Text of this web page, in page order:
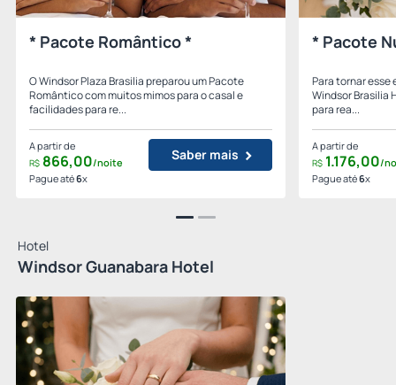
* Pacote Romântico *
O Windsor Plaza Brasilia preparou um Pacote
Romântico com muitos mimos para o casal e
facilidades para re...
A partir de
R$ 866,00/noite
Pague até6x
Saber mais
* Pacote
Para tornar esse
Windsor Brasilia
para rea...
A partir de
R$ 1.176,00/
Pague até6x
Hotel
Windsor Guanabara Hotel